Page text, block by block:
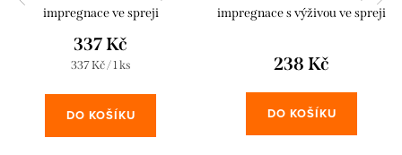
impregnace ve spreji
337 Kč
Měrná
337 Kč / 1 ks
DO KOŠÍKU
impregnace s výživou ve spreji
238 Kč
DO KOŠÍKU